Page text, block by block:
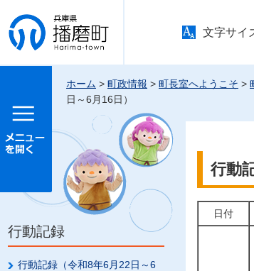
兵庫県 播
磨町
文字サイ
メニュー
ホーム > 町政情報 > 町長室へようこそ >
日～6月16日）
行動記録
行動記録（令和8年6月22日～6
行動
日付